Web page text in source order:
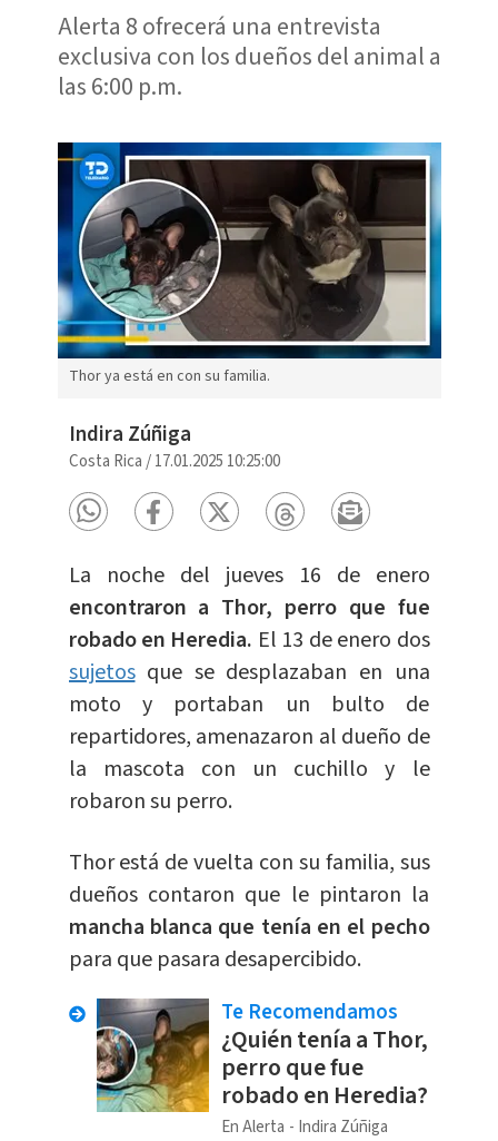
Alerta 8 ofrecerá una entrevista
exclusiva con los dueños del animal a
las 6:00 p.m.
Thor ya está en con su familia.
Indira Zúñiga
Costa Rica /17.01.2025 10:25:00
La noche del jueves 16 de enero
encontraron a Thor, perro que fue
robado en Heredia. El 13 de enero dos
sujetos que se desplazaban en una
moto y portaban un bulto de
repartidores, amenazaron al dueño de
la mascota con un cuchillo y le
robaron su perro.
Thor está de vuelta con su familia, sus
dueños contaron que le pintaron la
mancha blanca que tenía en el pecho
para que pasara desapercibido.
Te Recomendamos
¿Quién tenía a Thor,
perro que fue
robado en Heredia?
En Alerta Indira Zúñiga